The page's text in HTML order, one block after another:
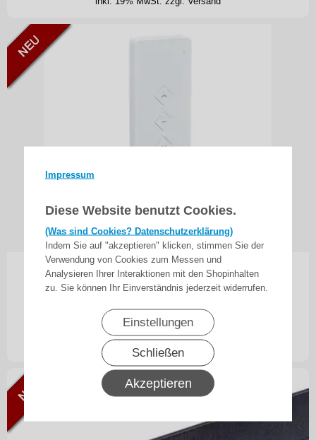
Impressum
Diese Website benutzt Cookies.
(Was sind Cookies? Datenschutzerklärung)
Indem Sie auf "akzeptieren" klicken, stimmen Sie der
Verwendung von Cookies zum Messen und
Analysieren Ihrer Interaktionen mit den Shopinhalten
zu. Sie können Ihr Einverständnis jederzeit widerrufen.
Einstellungen
Schließen
Akzeptieren
WTS -Handsender 1 Kanal 433 MHZ
(bidirektional),für Funk-Empfänger der Serien
DMF/B und DMG
inkl. 19% MwSt. zzgl. Versand
€